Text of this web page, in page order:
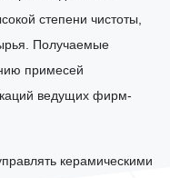
степени чистоты,
Получаемые
примесей
ведущих фирм-
керамическими